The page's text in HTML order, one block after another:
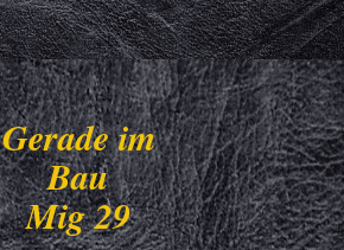
Gerade im
Bau
Mig 29